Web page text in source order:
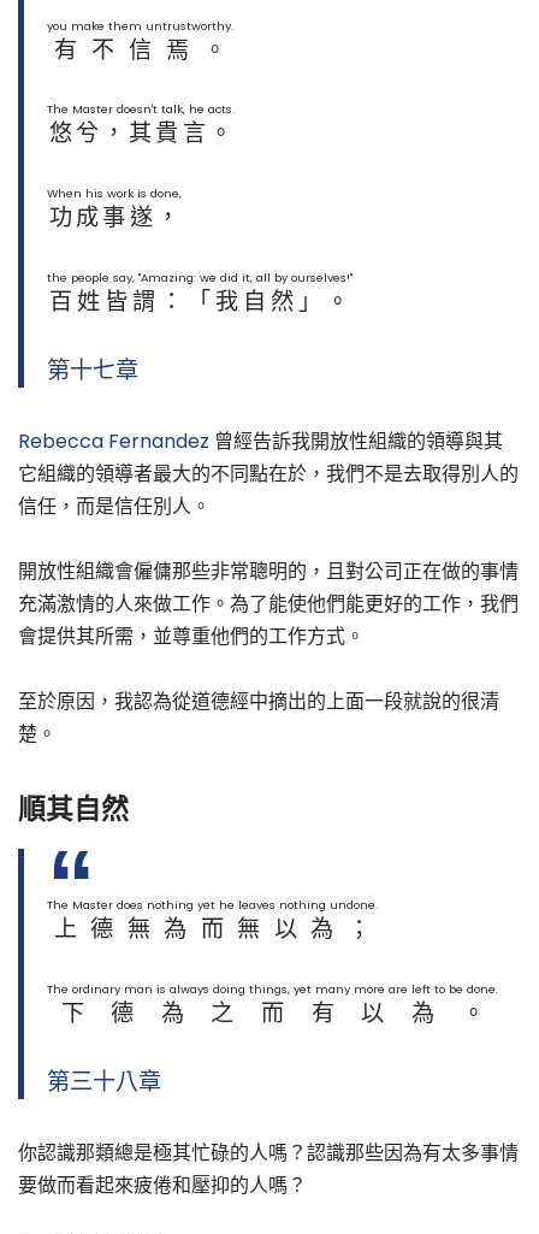
有不信焉。
you make them untrustworthy.
悠兮，其貴言。
The Master doesn't talk, he acts.
功成事遂，
When his work is done,
百姓皆謂：「我自然」。
the people say, "Amazing: we did it, all by ourselves!"
第十七章
Rebecca Fernandez 曾經告訴我開放性組織的領導與其
它組織的領導者最大的不同點在於，我們不是去取得別人的
信任，而是信任別人。
開放性組織會僱傭那些非常聰明的，且對公司正在做的事情
充滿激情的人來做工作。為了能使他們能更好的工作，我們
會提供其所需，並尊重他們的工作方式。
至於原因，我認為從道德經中摘出的上面一段就說的很清
楚。
順其自然
上德無為而無以為；
The Master does nothing yet he leaves nothing undone.
下德為之而有以為。
The ordinary man is always doing things, yet many more are left to be done.
第三十八章
你認識那類總是極其忙碌的人嗎？認識那些因為有太多事情
要做而看起來疲倦和壓抑的人嗎？